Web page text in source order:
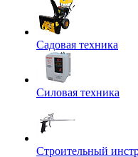
Садовая техника
Силовая техника
Строительный